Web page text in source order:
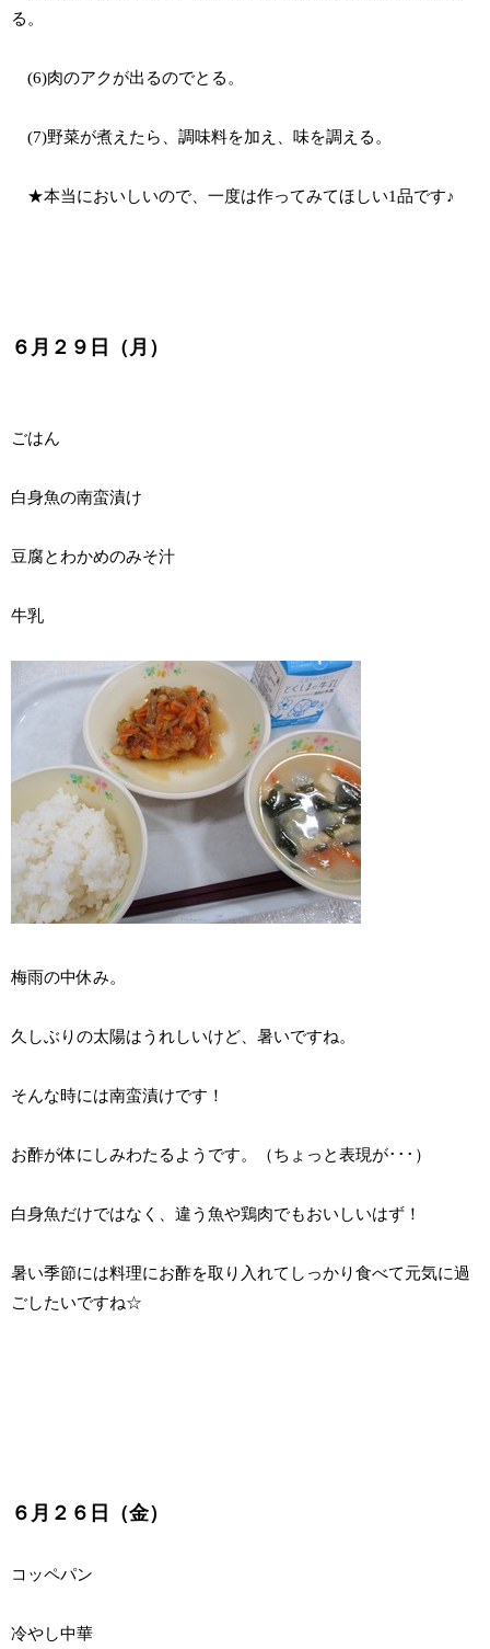
る。
(6)肉のアクが出るのでとる。
(7)野菜が煮えたら、調味料を加え、味を調える。
★本当においしいので、一度は作ってみてほしい1品です♪
６月２９日（月）
ごはん
白身魚の南蛮漬け
豆腐とわかめのみそ汁
牛乳
梅雨の中休み。
久しぶりの太陽はうれしいけど、暑いですね。
そんな時には南蛮漬けです！
お酢が体にしみわたるようです。（ちょっと表現が･･･）
白身魚だけではなく、違う魚や鶏肉でもおいしいはず！
暑い季節には料理にお酢を取り入れてしっかり食べて元気に過
ごしたいですね☆
６月２６日（金）
コッペパン
冷やし中華